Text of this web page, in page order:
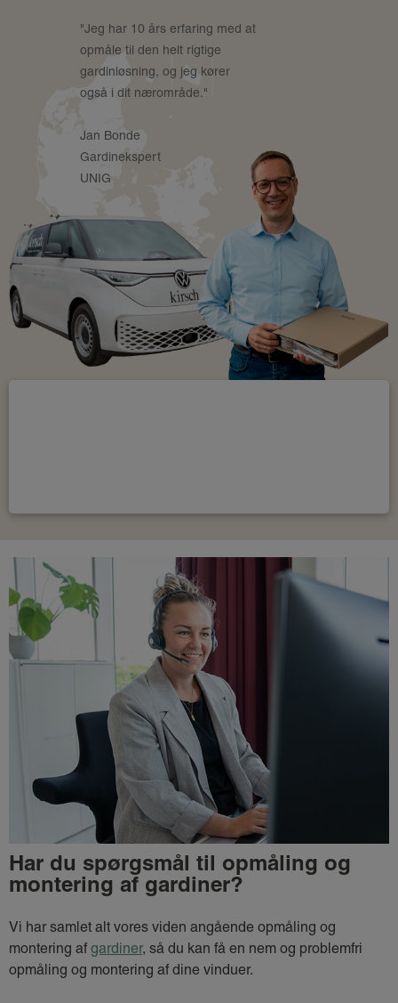
"Jeg har 10 års erfaring med at
opmåle til den helt rigtige
gardinløsning, og jeg kører
også i dit nærområde."
Jan Bonde
Gardinekspert
UNIG
Har du spørgsmål til opmåling og
montering af gardiner?
Vi har samlet alt vores viden angående opmåling og
montering af gardiner, så du kan få en nem og problemfri
opmåling og montering af dine vinduer.